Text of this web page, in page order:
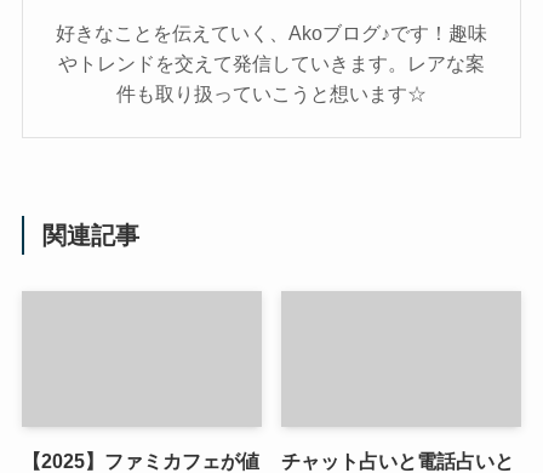
好きなことを伝えていく、Akoブログ♪です！趣味
やトレンドを交えて発信していきます。レアな案
件も取り扱っていこうと想います☆
関連記事
【2025】ファミカフェが値
チャット占いと電話占いと